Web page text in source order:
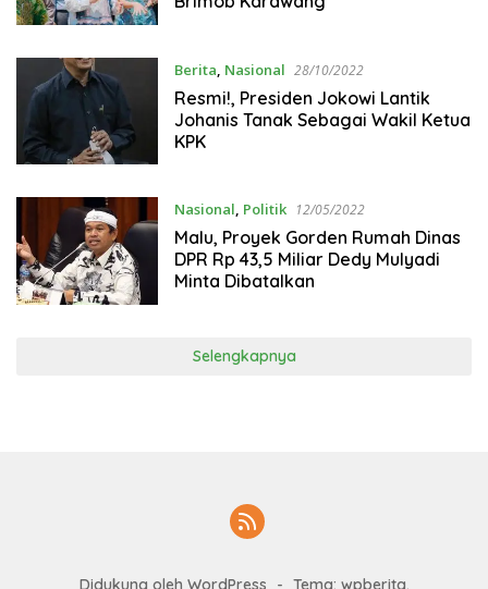
Berita, Nasional 28/10/2022
Resmi!, Presiden Jokowi Lantik
Johanis Tanak Sebagai Wakil Ketua
KPK
Nasional, Politik 12/05/2022
Malu, Proyek Gorden Rumah Dinas
DPR Rp 43,5 Miliar Dedy Mulyadi
Minta Dibatalkan
Selengkapnya
Didukung oleh WordPress - Tema: wpberita.